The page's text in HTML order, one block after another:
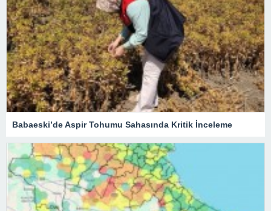
Babaeski’de Aspir Tohumu Sahasında Kritik İnceleme